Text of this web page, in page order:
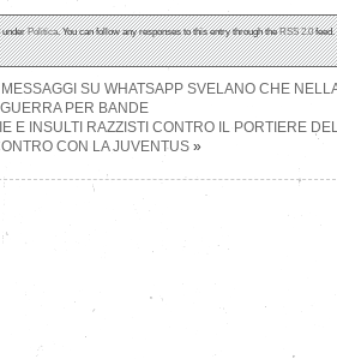
underPolitica. You can follow any responses to this entry through theRSS 2.0feed.
SU WHATSAPP SVELANO CHE
GUERRA PER BANDE
E INSULTI RAZZISTI CONTRO IL PORTIERE
CON LA JUVENTUS»